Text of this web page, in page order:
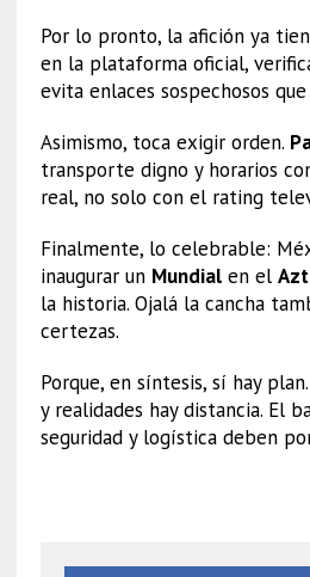
Por lo pronto, la afición ya
en la plataforma oficial,
evita enlaces sospechosos
Asimismo, toca exigir orden.
transporte digno y horarios
real, no solo con el rating
Finalmente, lo celebrable:
inaugurar un Mundialen el
la historia. Ojalá la cancha
certezas.
Porque, en síntesis, sí hay
y realidades hay distancia. El
seguridad y logística deben